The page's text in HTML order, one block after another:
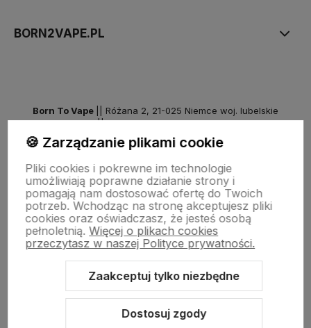
BORN2VAPE.PL
Born To Vape
|| Różana 2, 21-025 Niemce woj. lubelskie
NIP: 7141861133 || E:kontakt@born2vape.plT:665 744 477
Sklep internetowy Shoper Premium
Szablon Shoper Modern 3.0™
🍪 Zarządzanie plikami cookie
Pliki cookies i pokrewne im technologie
umożliwiają poprawne działanie strony i
pomagają nam dostosować ofertę do Twoich
potrzeb. Wchodząc na stronę akceptujesz pliki
cookies oraz oświadczasz, że jesteś osobą
pełnoletnią. Więcej o plikach cookies
przeczytasz w naszej Polityce prywatności.
Zaakceptuj tylko niezbędne
Dostosuj zgody